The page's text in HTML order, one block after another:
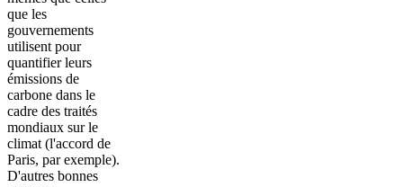
que les
gouvernements
utilisent pour
quantifier leurs
émissions de
carbone dans le
cadre des traités
mondiaux sur le
climat (l'accord de
Paris, par exemple).
D'autres bonnes